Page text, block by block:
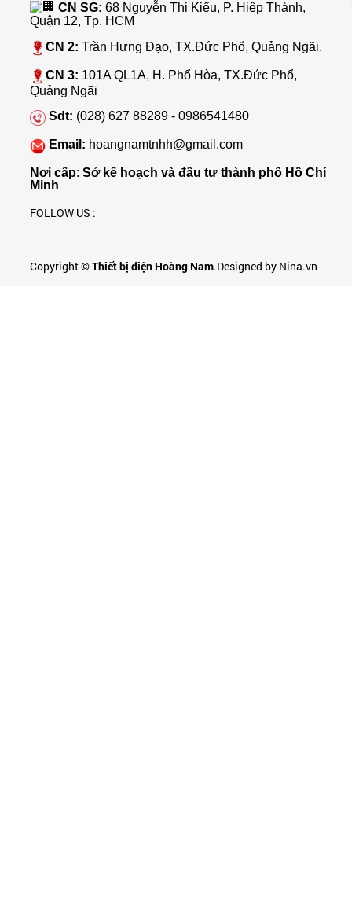
CN SG: 68 Nguyễn Thị Kiểu, P. Hiệp Thành,
Quận 12, Tp. HCM
CN 2: Trần Hưng Đạo, TX.Đức Phổ, Quảng Ngãi.
CN 3: 101A QL1A, H. Phổ Hòa, TX.Đức Phổ,
Quảng Ngãi
Sdt: (028) 627 88289 - 0986541480
Email: hoangnamtnhh@gmail.com
Nơi cấp: Sở kế hoạch và đầu tư thành phố Hồ Chí
Minh
FOLLOW US :
Copyright ©Thiết bị điện Hoàng Nam.Designed by Nina.vn